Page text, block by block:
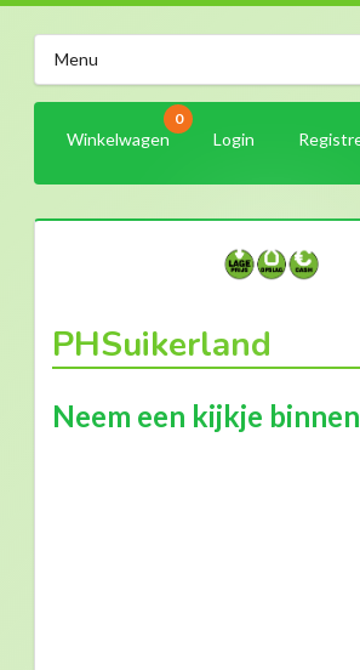
Menu
Winkelwagen
0
Login
PHSuikerland
Neem een kijkje binnen